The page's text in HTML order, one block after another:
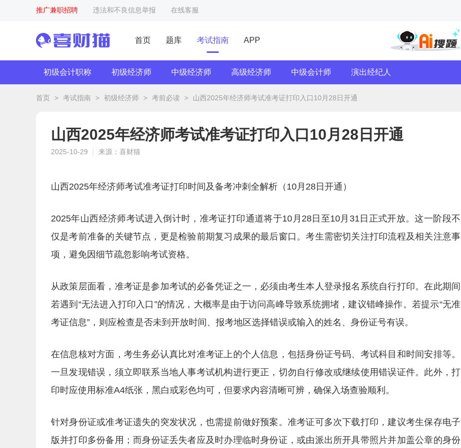
推广兼职招聘 违法和不良信息举报 在线客服
首页 题库 考试指南 APP
初级会计职称 初级经济师 中级经济师 高级经济师 中级会计师 演出经纪人
首页 > 考试指南 > 初级经济师 > 考前必读 > 山西2025年经济师考试准考证打印入口10月28日开通
山西2025年经济师考试准考证打印入口10月28日开通
2025-10-29 来源：喜财猫
山西2025年经济师考试准考证打印时间及备考冲刺全解析（10月28日开通）
2025年山西经济师考试进入倒计时，准考证打印通道将于10月28日至10月31日正式开放。这一阶段不
仅是考前准备的关键节点，更是检验前期复习成果的最后窗口。考生需密切关注打印流程及相关注意事
项，避免因细节疏忽影响考试资格。
从政策层面看，准考证是参加考试的必备凭证之一，必须由考生本人登录报名系统自行打印。在此期间
若遇到“无法进入打印入口”的情况，大概率是由于访问高峰导致系统拥堵，建议错峰操作。若提示“无准
考证信息”，则应检查是否未到开放时间、报考地区选择错误或输入的姓名、身份证号有误。
在信息核对方面，考生务必认真比对准考证上的个人信息，包括身份证号码、考试科目和时间安排等。
一旦发现错误，须立即联系当地人事考试机构进行更正，切勿自行修改或继续使用错误证件。此外，打
印时应使用标准A4纸张，黑白或彩色均可，但要求内容清晰可辨，确保入场查验顺利。
针对身份证或准考证遗失的突发状况，也需提前做好预案。准考证可多次下载打印，建议考生保存电子
版并打印多份备用；而身份证丢失者应及时办理临时身份证，或由派出所开具带照片并加盖公章的身份